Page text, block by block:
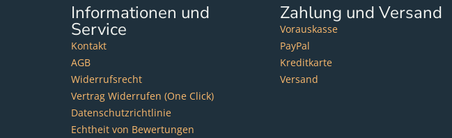
Informationen und
Service
Kontakt
AGB
Widerrufsrecht
Vertrag Widerrufen (One Click)
Datenschutzrichtlinie
Echtheit von Bewertungen
Zahlung und Versand
Vorauskasse
PayPal
Kreditkarte
Versand